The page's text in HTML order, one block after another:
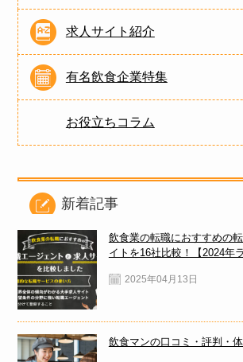
求人サイト紹介
有名飲食企業特集
お役立ちコラム
新着記事
飲食業の転職におすすめの
イトを16社比較！【2024年
2025年04月13日
飲食マンの口コミ・評判・